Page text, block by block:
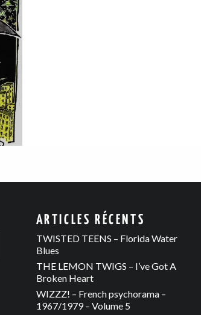
ARTICLES RÉCENTS
TWISTED TEENS – Florida Water
Blues
THE LEMON TWIGS – I’ve Got A
Broken Heart
WIZZZ! – French psychorama –
1967/1979 – Volume 5